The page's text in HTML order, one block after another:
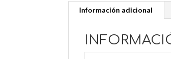
Información adicional